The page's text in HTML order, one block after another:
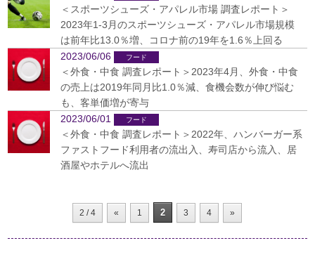
＜スポーツシューズ・アパレル市場 調査レポート＞
2023年1-3月のスポーツシューズ・アパレル市場規模
は前年比13.0％増、コロナ前の19年を1.6％上回る
2023/06/06
＜外食・中食 調査レポート＞2023年4月、外食・中食
の売上は2019年同月比1.0％減、食機会数が伸び悩む
も、客単価増が寄与
2023/06/01
＜外食・中食 調査レポート＞2022年、ハンバーガー系
ファストフード利用者の流出入、寿司店から流入、居
酒屋やホテルへ流出
2 / 4 « 1 2 3 4 »